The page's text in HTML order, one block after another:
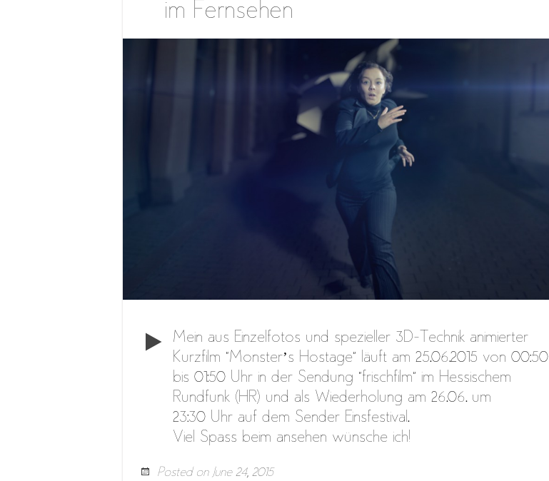
im Fernsehen
Mein aus Einzelfotos und spezieller 3D-Technik animierter
Kurzfilm “Monster’s Hostage” läuft am 25.06.2015 von 00:50
bis 01:50 Uhr in der Sendung “frischfilm” im Hessischem
Rundfunk (HR) und als Wiederholung am 26.06. um
23:30 Uhr auf dem Sender Einsfestival.
Viel Spass beim ansehen wünsche ich!
Posted on June 24, 2015